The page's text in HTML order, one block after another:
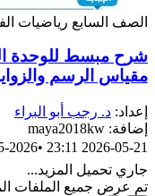
الصف السابع رياضيات
شرح مبسط للوحدة
مقياس الرسم
إعداد: د. رجب أبو البراء
إضافة: maya2018kw
2026-05-21 23:11
•
2026
جاري تحميل المزيد...
تم عرض جميع الملفات